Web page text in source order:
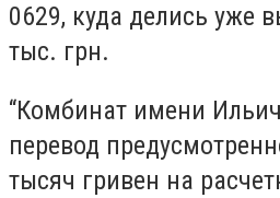
0629, куда делись уже
тыс. грн.
“Комбинат имени
перевод
тысяч гривен на